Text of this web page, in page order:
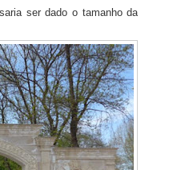
ser dado o tamanho da